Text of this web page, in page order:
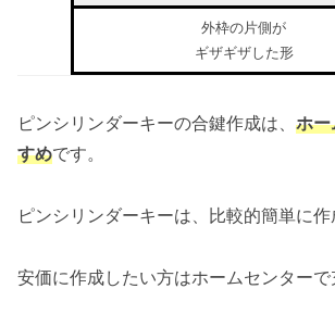
外枠の片側が
ギザギザした形
ピンシリンダーキーの合鍵作成は、 ホー
すめです。
ピンシリンダーキーは、比較的簡単に作
安価に作成したい方はホームセンターで